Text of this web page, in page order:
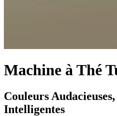
Machine à Thé
Couleurs Audacieuses,
Intelligentes